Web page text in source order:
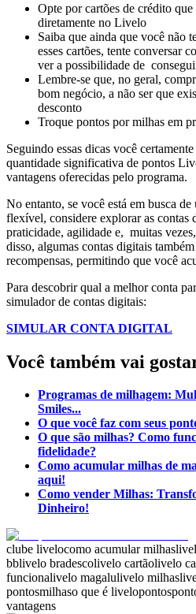
Opte por cartões de crédito
diretamente no Livelo
Saiba que ainda que você não
esses cartões, tente conversar
ver a possibilidade de
Lembre-se que, no geral,
bom negócio, a não ser que
desconto
Troque pontos por milhas em
Seguindo essas dicas você
quantidade significativa de pontos
vantagens oferecidas pelo programa.
No entanto, se você está em busca
flexível, considere explorar as contas
praticidade, agilidade e, muitas
disso, algumas contas digitais
recompensas, permitindo que você
Para descobrir qual a melhor conta
simulador de contas digitais:
SIMULAR CONTA DIGITAL
Você também vai
Programas de milhagem:
Smiles...
O que você faz com seus
O que são milhas? Como
fidelidade?
Como acumular milhas de
aqui!
Como vender Milhas:
Dinheiro!
clube livelocomo acumular milhas
bblivelo bradescolivelo cartãolivelo
funcionalivelo magalulivelo milhas
pontosmilhaso que é livelopontos
vantagens